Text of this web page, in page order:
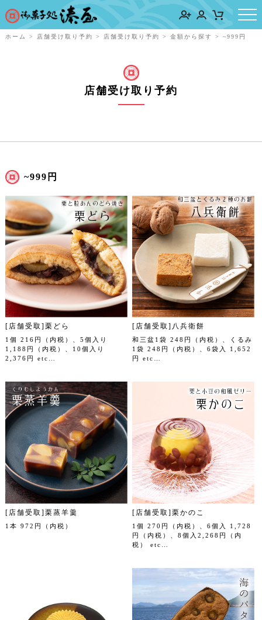
ホーム > 店舗受け取り予約 > 店舗受け取り予約 > 金額から探す > ~999円
店舗受け取り予約
~999円
[店舗受取]栗どら
1個 216円（内税）、5個入り
1,188円（内税）、10個入り
2,376円 etc…
[店舗受取]八兵衛餅
和三盆1袋 248円（内税）、くるみ
1袋 248円（内税）、6袋入 1,652
円 etc…
[店舗受取]栗蒸羊羹
1本 972円（内税）
[店舗受取]栗かのこ
1個 270円（内税）、6個入 1,728
円（内税）、8個入2,268円（内
税） etc…